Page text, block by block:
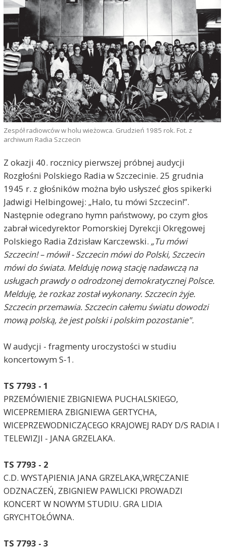
Zespół radiowców w holu wieżowca. Grudzień 1985 rok. Fot. z
archiwum Radia Szczecin
Z okazji 40. rocznicy pierwszej próbnej audycji
Rozgłośni Polskiego Radia w Szczecinie. 25 grudnia
1945 r. z głośników można było usłyszeć głos spikerki
Jadwigi Helbingowej: „Halo, tu mówi Szczecin!”.
Następnie odegrano hymn państwowy, po czym głos
zabrał wicedyrektor Pomorskiej Dyrekcji Okręgowej
Polskiego Radia Zdzisław Karczewski. „Tu mówi
Szczecin! – mówił - Szczecin mówi do Polski, Szczecin
mówi do świata. Melduję nową stację nadawczą na
usługach prawdy o odrodzonej demokratycznej Polsce.
Melduję, że rozkaz został wykonany. Szczecin żyje.
Szczecin przemawia. Szczecin całemu światu dowodzi
mową polską, że jest polski i polskim pozostanie".
W audycji - fragmenty uroczystości w studiu
koncertowym S-1.
TS 7793 - 1
PRZEMÓWIENIE ZBIGNIEWA PUCHALSKIEGO,
WICEPREMIERA ZBIGNIEWA GERTYCHA,
WICEPRZEWODNICZĄCEGO KRAJOWEJ RADY D/S RADIA I
TELEWIZJI - JANA GRZELAKA.
TS 7793 - 2
C.D. WYSTĄPIENIA JANA GRZELAKA,WRĘCZANIE
ODZNACZEŃ, ZBIGNIEW PAWLICKI PROWADZI
KONCERT W NOWYM STUDIU. GRA LIDIA
GRYCHTOŁÓWNA.
TS 7793 - 3